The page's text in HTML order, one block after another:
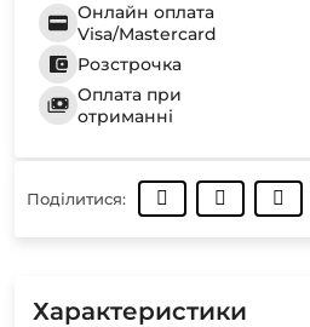
Онлайн оплата
Visa/Mastercard
Розстрочка
Оплата при
отриманні
Поділитися:
Характеристики